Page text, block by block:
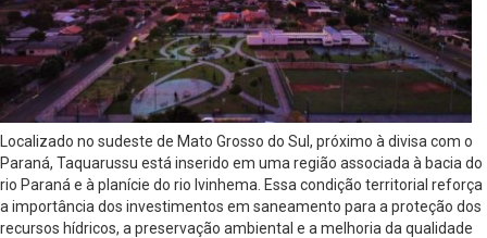
Localizado no sudeste de Mato Grosso do Sul, próximo à divisa com o
Paraná, Taquarussu está inserido em uma região associada à bacia do
rio Paraná e à planície do rio Ivinhema. Essa condição territorial reforça
a importância dos investimentos em saneamento para a proteção dos
recursos hídricos, a preservação ambiental e a melhoria da qualidade